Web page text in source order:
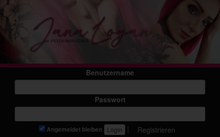
Benutzername
Passwort
Angemeldet bleiben | Registrieren